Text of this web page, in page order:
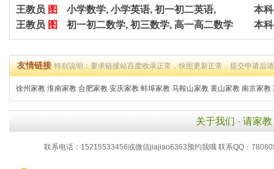
王教员 图 小学数学, 小学英语, 初一初二英语,
本
王教员 图 初一初二数学, 初三数学, 高一高二数学 本
友情链接特别说明：要求链接站百度收录正常，快照更新正常，提交申请后
徐州家教 淮南家教 合肥家教 安庆家教 蚌埠家教 马鞍山家教 黄山家教 南京家教
关于我们 - 请家教
联系电话：15215533456或微信jiajiao6363预约我哦 联系QQ：